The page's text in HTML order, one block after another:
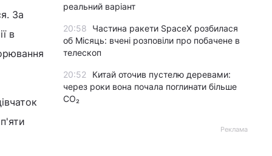
За
в
реальний варіант
20:58
Частина ракети SpaceX розбилася
об Місяць: вчені розповіли про побачене в
телескоп
20:52
Китай оточив пустелю деревами:
через роки вона почала поглинати більше
CO₂
Реклама